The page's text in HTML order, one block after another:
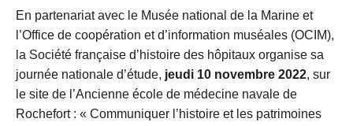
En partenariat avec le Musée national de la Marine et
l’Office de coopération et d’information muséales (OCIM),
la Société française d’histoire des hôpitaux organise sa
journée nationale d’étude, jeudi 10 novembre 2022, sur
le site de l’Ancienne école de médecine navale de
Rochefort : « Communiquer l’histoire et les patrimoines